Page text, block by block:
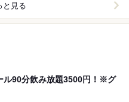
と見る
ル90分飲み放題3500円！※グ